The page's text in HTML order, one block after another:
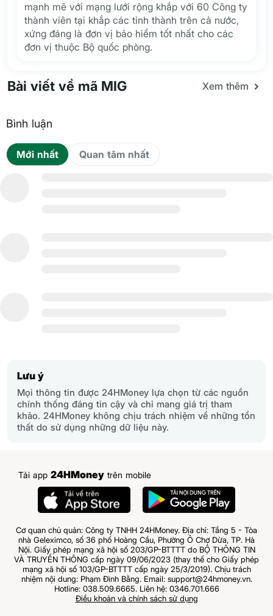
mạnh mẽ với mạng lưới rộng khắp với 60 Công ty
thành viên tại khắp các tỉnh thành trên cả nước,
xứng đáng là đơn vị bảo hiểm tốt nhất cho các
đơn vị thuộc Bộ quốc phòng.
Bài viết về mã MIG Xem thêm
Bình luận
Quan tâm nhất
Mới nhất
Lưu ý
Mọi thông tin được 24HMoney lựa chọn từ các nguồn
chính thống đáng tin cậy và chỉ mang giá trị tham
khảo. 24HMoney không chịu trách nhiệm về những tổn
thất do sử dụng những dữ liệu này.
Tải app 24HMoney trên mobile
Cơ quan chủ quản: Công ty TNHH 24HMoney. Địa chỉ: Tầng 5 - Tòa
nhà Geleximco, số 36 phố Hoàng Cầu, Phường Ô Chợ Dừa, TP. Hà
Nội. Giấy phép mạng xã hội số 203/GP-BTTTT do BỘ THÔNG TIN
VÀ TRUYỀN THÔNG cấp ngày 09/06/2023 (thay thế cho Giấy phép
mạng xã hội số 103/GP-BTTTT cấp ngày 25/3/2019). Chịu trách
nhiệm nội dung: Phạm Đình Bằng. Email: support@24hmoney.vn.
Hotline: 038.509.6665. Liên hệ: 0346.701.666
Điều khoản và chính sách sử dụng